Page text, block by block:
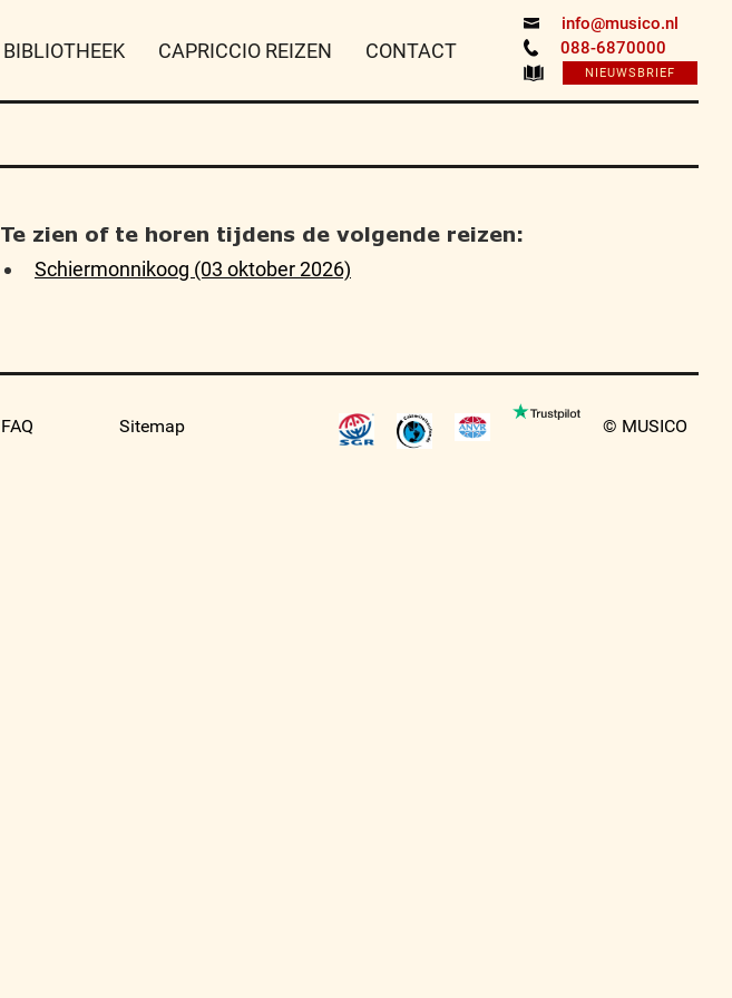
info@musico.nl
088-6870000
NIEUWSBRIEF
BIBLIOTHEEK CAPRICCIO REIZEN CONTACT
Te zien of te horen tijdens de volgende reizen:
Schiermonnikoog (03 oktober 2026)
FAQ Sitemap © MUSICO